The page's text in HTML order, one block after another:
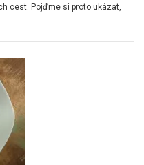
cest. Pojďme si proto ukázat,